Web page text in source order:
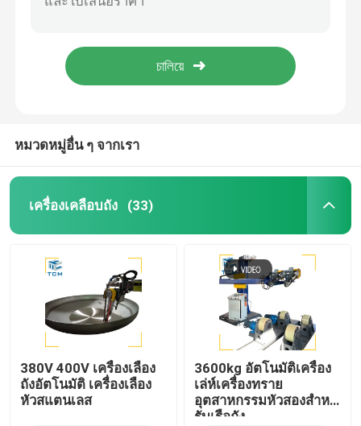
เครื่องเลืองท่ออัตโนมัติ
เครื่องเลืองสาย
เครื่องเลืองอัตโนมัติด้วยช้างเอลโค
เครื่องปั่น
เครื่องเคลือบสอย
หมวดหมู่อื่น ๆ จากเรา
เครื่องเคลือบถัง (33)
380V 400V เครื่องเลือง
ถังอัตโนมัติ เครื่องเลือง
หัวสแตนเลส
3600kg อัตโนมัติเครื่อง
เล่ห์เครื่องทราย
อุตสาหกรรมหัวสองสําห
รับเรือถัง